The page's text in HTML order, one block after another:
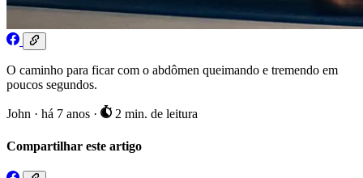
O caminho para ficar com o abdômen queimando e tremendo em
poucos segundos.
John · há 7 anos · 2 min. de leitura
Compartilhar este artigo